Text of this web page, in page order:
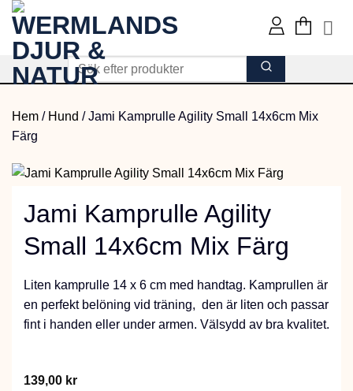
Skip
content
Hem / Hund /Jami Kamprulle Agility Small 14x6cm Mix
Färg
Jami Kamprulle Agility
Small 14x6cm Mix Färg
Liten kamprulle 14 x 6 cm med handtag. Kamprullen är
en perfekt belöning vid träning, den är liten och passar
fint i handen eller under armen. Välsydd av bra kvalitet.
139,00 kr